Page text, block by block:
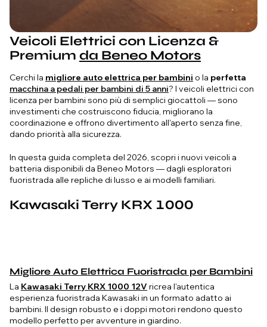
Veicoli Elettrici con Licenza &
Premium da Beneo Motors
Cerchi la migliore auto elettrica per bambini o la perfetta
macchina a pedali per bambini di 5 anni? I veicoli elettrici con
licenza per bambini sono più di semplici giocattoli — sono
investimenti che costruiscono fiducia, migliorano la
coordinazione e offrono divertimento all'aperto senza fine,
dando priorità alla sicurezza.
In questa guida completa del 2026, scopri i nuovi veicoli a
batteria disponibili da Beneo Motors — dagli esploratori
fuoristrada alle repliche di lusso e ai modelli familiari.
Kawasaki Terry KRX 1000
Migliore Auto Elettrica Fuoristrada per Bambini
La Kawasaki Terry KRX 1000 12V ricrea l'autentica
esperienza fuoristrada Kawasaki in un formato adatto ai
bambini. Il design robusto e i doppi motori rendono questo
modello perfetto per avventure in giardino.